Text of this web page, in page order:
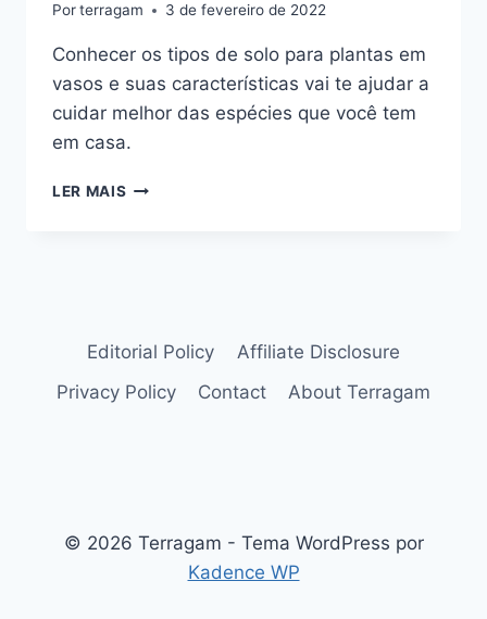
Porterragam 3 de fevereiro de 2022
Conhecer os tipos de solo para plantas em
vasos e suas características vai te ajudar a
cuidar melhor das espécies que você tem
em casa.
LER MAIS TIPOS
AS
DIFERENÇAS
ENTRE
Editorial Policy
Affiliate Disclosure
Privacy Policy
Contact About Terragam
© 2026 Terragam - Tema WordPress por
Kadence WP